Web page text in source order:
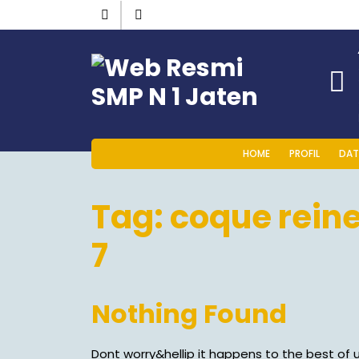
HOME PROFIL
Tag:coque
7
Nothing Found
Dont worry&hellip it happens to the best of